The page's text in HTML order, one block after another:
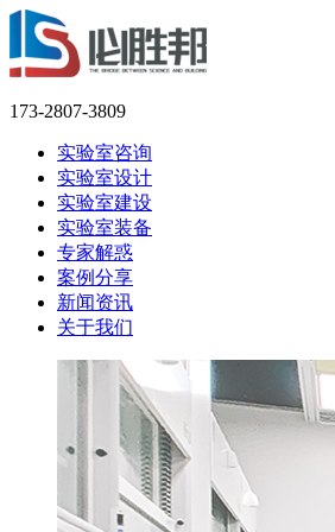
173-2807-3809
实验室咨询
实验室设计
实验室建设
实验室装备
专家解惑
案例分享
新闻资讯
关于我们